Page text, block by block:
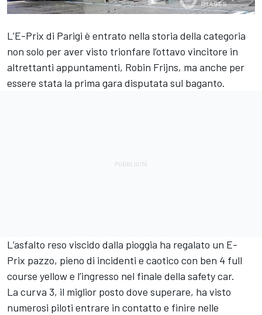
L’E-Prix di Parigi è entrato nella storia della categoria
non solo per aver visto trionfare l’ottavo vincitore in
altrettanti appuntamenti, Robin Frijns, ma anche per
essere stata la prima gara disputata sul baganto.
L’asfalto reso viscido dalla pioggia ha regalato un E-
Prix pazzo, pieno di incidenti e caotico con ben 4 full
course yellow e l’ingresso nel finale della safety car.
La curva 3, il miglior posto dove superare, ha visto
numerosi piloti entrare in contatto e finire nelle